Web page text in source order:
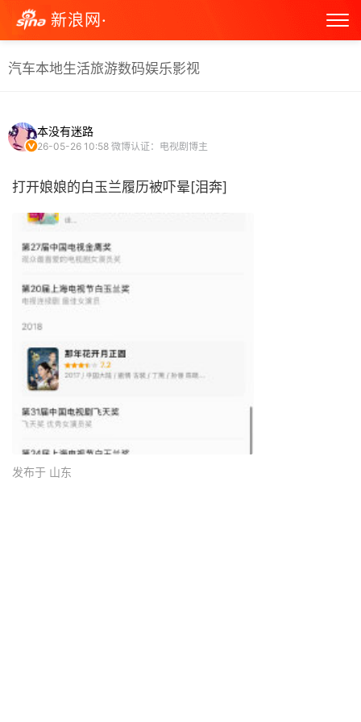
新浪网·
汽车本地生活旅游数码娱乐影视
本没有迷路
26-05-26 10:58 微博认证：电视剧博主
打开娘娘的白玉兰履历被吓晕[泪奔] ​
发布于 山东